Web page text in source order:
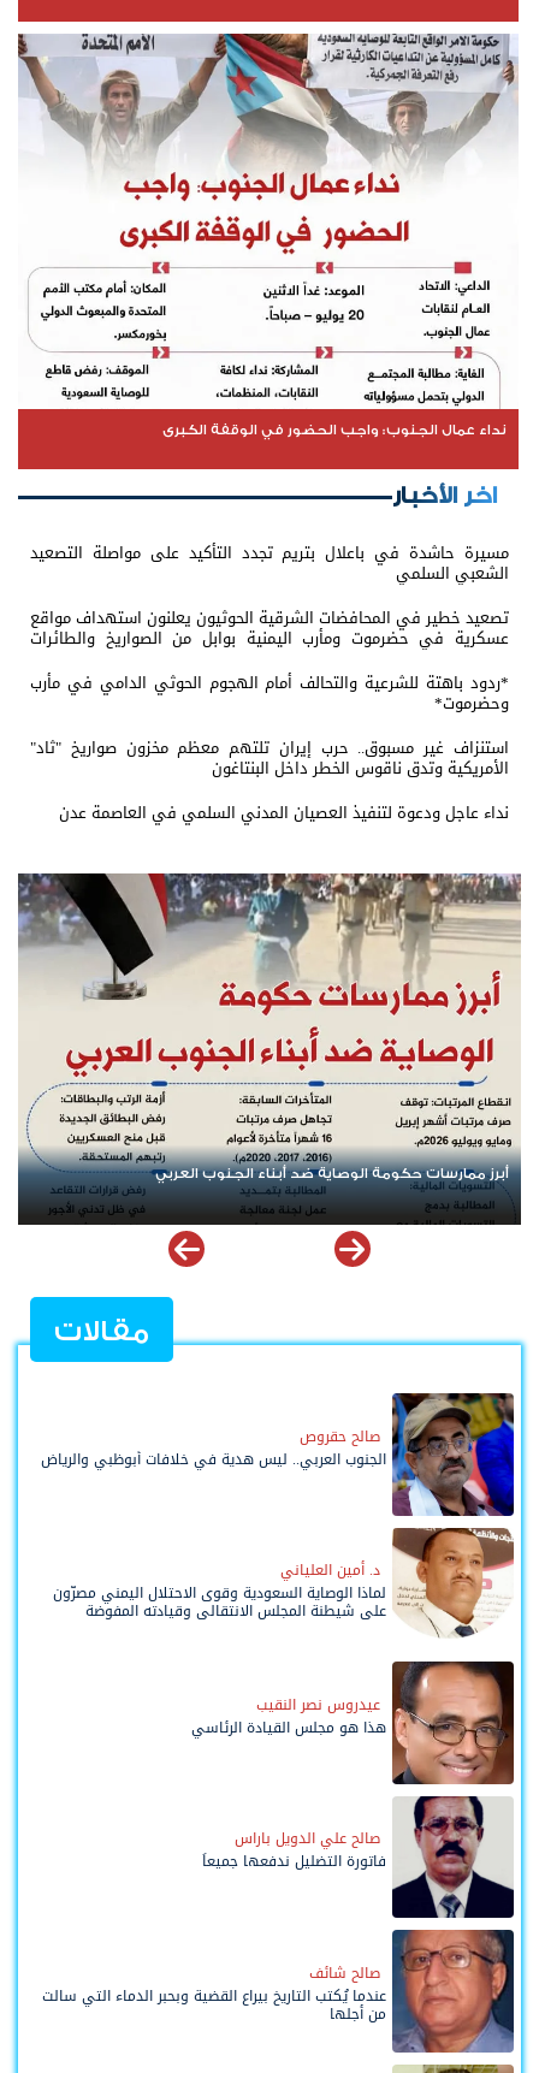
نداء عمال الجنوب: واجب الحضور في الوقفة الكبرى
اخر الأخبار
مسيرة حاشدة في باعلال بتريم تجدد التأكيد على مواصلة التصعيد
الشعبي السلمي
تصعيد خطير في المحافضات الشرقية الحوثيون يعلنون استهداف مواقع
عسكرية في حضرموت ومأرب اليمنية بوابل من الصواريخ والطائرات
*ردود باهتة للشرعية والتحالف أمام الهجوم الحوثي الدامي في مأرب
وحضرموت*
استنزاف غير مسبوق.. حرب إيران تلتهم معظم مخزون صواريخ "ثاد"
الأمريكية وتدق ناقوس الخطر داخل البنتاغون
نداء عاجل ودعوة لتنفيذ العصيان المدني السلمي في العاصمة عدن
إرادة شعب الجنوب وقيادته رمز
مقالات
صالح حقروص
الجنوب العربي.. ليس هدية في خلافات أبوظبي والرياض
د. أمين العلياني
لماذا الوصاية السعودية وقوى الاحتلال اليمني مصرّون
على شيطنة المجلس الانتقالي وقيادته المفوضة
عيدروس نصر النقيب
هذا هو مجلس القيادة الرئاسي
صالح علي الدويل باراس
فاتورة التضليل ندفعها جميعاً
صالح شائف
عندما يُكتب التاريخ بيراع القضية وبحبر الدماء التي سالت
من أجلها